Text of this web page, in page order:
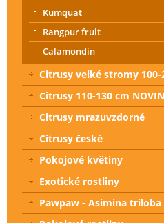
Kumquat
Rangpur fruit
Calamondin
Citrusy velké stromy 100-
Citrusy 110-130 cm
Citrusy mrazuvzdorné
Citrusy české
Pokojové květiny
Exotické rostliny
Pawpaw - Asimina triloba